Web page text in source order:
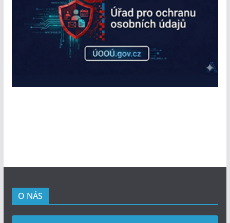
O NÁS